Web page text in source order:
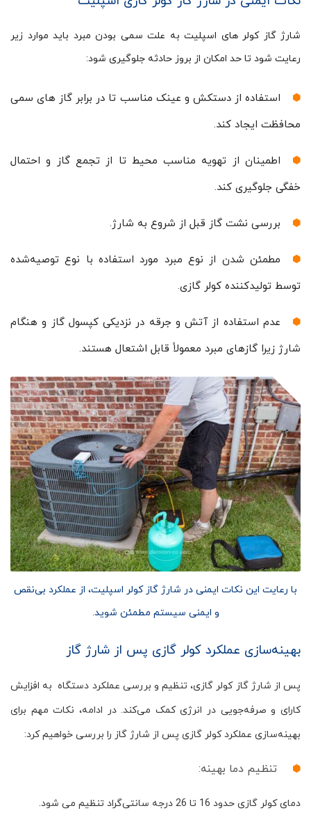
شارژ گاز کولر های اسپلیت به علت سمی بودن مبرد باید موارد زیر
رعایت شود تا حد امکان از بروز حادثه جلوگیری شود:
استفاده از دستکش و عینک مناسب تا در برابر گاز های سمی
محافظت ایجاد کند.
اطمینان از تهویه مناسب محیط تا از تجمع گاز و احتمال
خفگی جلوگیری کند.
بررسی نشت گاز قبل از شروع به شارژ.
مطمئن شدن از نوع مبرد مورد استفاده با نوع توصیه‌شده
توسط تولیدکننده کولر گازی.
عدم استفاده از آتش و جرقه در نزدیکی کپسول گاز و هنگام
شارژ زیرا گازهای مبرد معمولاً قابل اشتعال هستند.
با رعایت این نکات ایمنی در شارژ گاز کولر اسپلیت، از عملکرد بی‌نقص
و ایمنی سیستم مطمئن شوید.
بهینه‌سازی عملکرد کولر گازی پس از شارژ گاز
پس از شارژ گاز کولر گازی، تنظیم و بررسی عملکرد دستگاه به افزایش
کارای و صرفه‌جویی در انرژی کمک می‌کند. در ادامه، نکات مهم برای
بهینه‌سازی عملکرد کولر گازی پس از شارژ گاز را بررسی خواهیم کرد:
تنظیم دما بهینه:
دمای کولر گازی حدود 16 تا 26 درجه سانتی‌گراد تنظیم می شود.